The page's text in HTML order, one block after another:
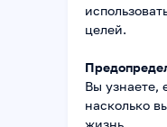
целей.
Вы узнаете,
насколько
жизнь.